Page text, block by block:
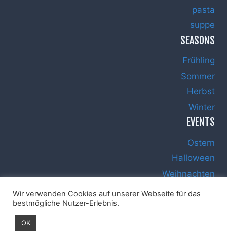
pasta
suppe
SEASONS
Frühling
Sommer
Herbst
Winter
EVENTS
Ostern
Halloween
Weihnachten
Silvester
Wir verwenden Cookies auf unserer Webseite für das
bestmögliche Nutzer-Erlebnis.
OK